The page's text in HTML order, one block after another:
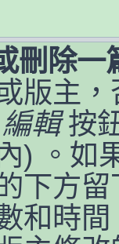
刪除一
版主
編輯按
) 。如
下方
和時